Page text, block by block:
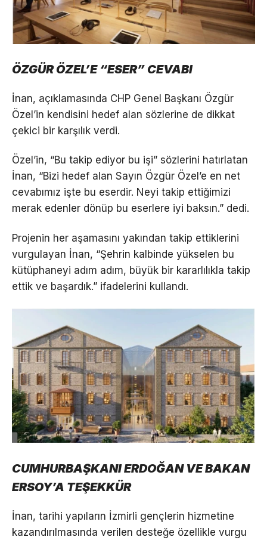
ÖZGÜR ÖZEL’E “ESER” CEVABI
İnan, açıklamasında CHP Genel Başkanı Özgür
Özel’in kendisini hedef alan sözlerine de dikkat
çekici bir karşılık verdi.
Özel’in, “Bu takip ediyor bu işi” sözlerini hatırlatan
İnan, “Bizi hedef alan Sayın Özgür Özel’e en net
cevabımız işte bu eserdir. Neyi takip ettiğimizi
merak edenler dönüp bu eserlere iyi baksın.” dedi.
Projenin her aşamasını yakından takip ettiklerini
vurgulayan İnan, “Şehrin kalbinde yükselen bu
kütüphaneyi adım adım, büyük bir kararlılıkla takip
ettik ve başardık.” ifadelerini kullandı.
CUMHURBAŞKANI ERDOĞAN VE BAKAN
ERSOY’A TEŞEKKÜR
İnan, tarihi yapıların İzmirli gençlerin hizmetine
kazandırılmasında verilen desteğe özellikle vurgu